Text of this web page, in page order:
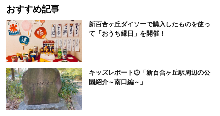
おすすめ記事
新百合ヶ丘ダイソーで購入したものを使っ
て「おうち縁日」を開催！
キッズレポート③「新百合ヶ丘駅周辺の公
園紹介～南口編～」